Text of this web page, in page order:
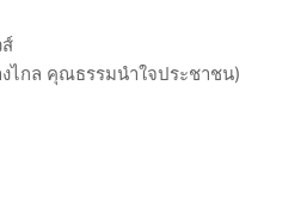
ไกล คุณธรรมนำใจประชาชน)